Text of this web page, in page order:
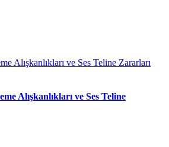
Alışkanlıkları ve Ses Teline Zararları
Alışkanlıkları ve Ses Teline